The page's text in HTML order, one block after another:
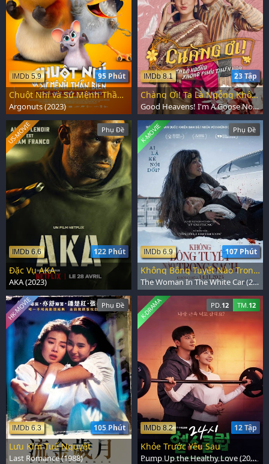
95 Phút
IMDb 5.9
Chuột Nhí và Sứ Mệnh Thần Biển
Argonuts (2023)
23 Tập
IMDb 8.1
Chàng Ơi! Ta Là Ngỗng Không Phải Thiên Nga
Good Heavens! I'm A Goose Not A Swan (2025)
Phụ Đề
122 Phút
IMDb 6.6
US-MOVIE
Đặc Vụ AKA
AKA (2023)
Phụ Đề
107 Phút
IMDb 6.9
K-MOVIE
Không Bông Tuyết Nào Trong Sạch
The Woman In The White Car (2025)
Phụ Đề
105 Phút
IMDb 6.3
HK-MOVIE
Lưu Kim Tuế Nguyệt
Last Romance (1988)
PD.12 TM.12
12 Tập
IMDb 8.2
K-DRAMA
Khỏe Trước Yêu Sau
Pump Up the Healthy Love (2025)